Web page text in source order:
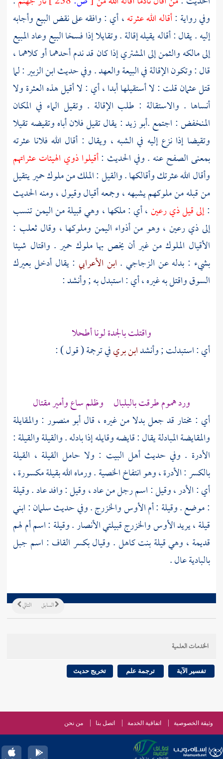
وفي رواية :أقاله الله عثرته، أي : وافقه على نقض البيع وأجابه
إليه . يقال : أقاله يقيله إقالة . وتقايلا إذا فسخا البيع وعاد المبيع
إلى مالكه والثمن إلى المشتري إذا كان قد ندم أحدهما أو كلاهما ،
قال : وتكون الإقالة في البيعة والعهد . وفي حديثابن الزبير: لما
قتل عثمان قلت : لا أستقيلها أبدا ، أي : لا أقيل هذه العثرة ولا
أنساها . والاستقالة : طلب الإقالة . وتقيل الماء في المكان
المنخفض : اجتمع .أبو زيد: يقال تقيل فلان أباه وتقيضه تقيلا
وتقيضا إذا نزع إليه في الشبه ، ويقال : أقال الله فلانا عثرته
بمعنى الصفح عنه . وفي الحديث :أقيلوا ذوي الهيئات عثراتهم
وأقال الله عثرتك وأقالكها . والقيل : الملك من ملوك حمير يتقيل
من قبله من ملوكهم يشبهه ، وجمعه أقيال وقيول ، ومنه الحديث
:إلى قيل ذي رعين، أي : ملكها ، وهي قبيلة مناليمنتنسب
إلى ذي رعين ، وهو من أذواء اليمن وملوكها ، وقالثعلب :
الأقيال الملوك من غير أن يخص بها ملوك حمير . واقتال شيئا
بشيء : بدله عن الزجاجي . ابن الأعرابي : يقال أدخل بعيرك
السوق واقتل به غيره ، أي : استبدل به ; وأنشد :
واقتلت بالجدة لونا أطحلا
أي : استبدلت ; وأنشدابن بريفي ترجمة ( قول ) :
ورد هموم طرقت بالبلبال وظلم ساع وأمير مقتال
أي : مختار قد جعل بدلا من غيره ، قالأبو منصور : والمقايلة
والمقايضة المبادلة يقال : قايضه وقايله إذا بادله . والقيلة والقيلة :
الأدرة . وفي حديث أهل البيت : ولا حامل القيلة ، القيلة
بالكسر : الأدرة ، وهو انتفاخ الخصية . ورماه الله بقيلة مكسورة ،
أي : الأدر ، وقيل : اسم رجل من عاد ، وقيل : وافد عاد .وقيلة
: موضع .وقيلة : أمالأوسوالخزرج. وفي حديثسلمان: ابني
قيلة ، يريد الأوس والخزرج قبيلتي الأنصار .وقيلة : اسم أم لهم
قديمة ، وهيقيلة بنت كاهل. وقيال بكسر القاف : اسم جبل
بالبادية عال .
التالي السابق
الخدمات العلمية
تفسير الآية ترجمة علم تخريج حديث
وثيقة الخصوصية اتفاقية الخدمة اتصل بنا من نحن